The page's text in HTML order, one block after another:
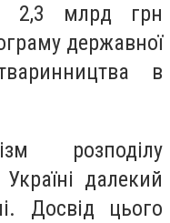
2,3 млрд грн
державної
в
розподілу
далекий
Досвід цього